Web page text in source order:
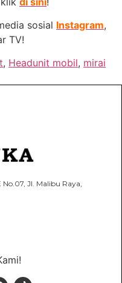
sosial Instagram,
TV!
, Headunit mobil, mirai
Jl. Malibu Raya,